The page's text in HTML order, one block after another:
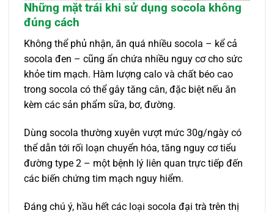
Những mặt trái khi sử dụng socola không
đúng cách
Không thể phủ nhận, ăn quá nhiều socola – kể cả
socola đen – cũng ẩn chứa nhiều nguy cơ cho sức
khỏe tim mạch. Hàm lượng calo và chất béo cao
trong socola có thể gây tăng cân, đặc biệt nếu ăn
kèm các sản phẩm sữa, bơ, đường.
Dùng socola thường xuyên vượt mức 30g/ngày có
thể dẫn tới rối loạn chuyển hóa, tăng nguy cơ tiểu
đường type 2 – một bệnh lý liên quan trực tiếp đến
các biến chứng tim mạch nguy hiểm.
Đáng chú ý, hầu hết các loại socola đại trà trên thị